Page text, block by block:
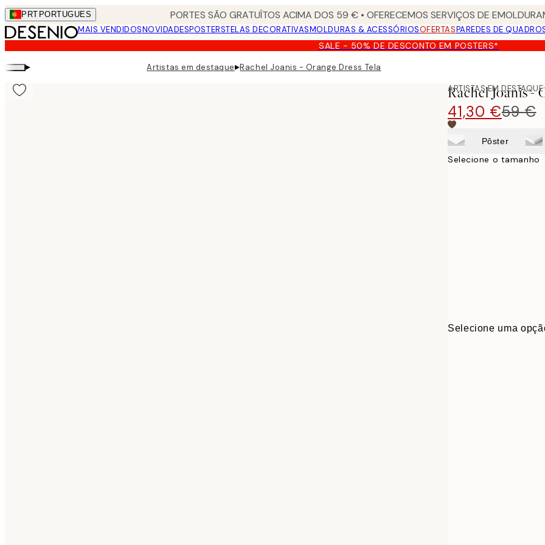
Skip
to
main
content.
PRT PORTUGUES PORTES SÃO GRATUÍTOS ACIMA DOS 59 € • OFERECEMOS SERVIÇOS DE
MAIS VENDIDOSNOVIDADESPOSTERSTELAS DECORATIVASMOLDURAS & ACESSÓRIOSOFERTASPAREDES DE
SALE - 50% DE DESCONTO EM POSTERS*
▸ Artistas em destaque▸Rachel Joanis - Orange Dress Tela
ARTISTAS EM DESTAQUE
Rachel Joanis -
41,30 €59 €
Pôster
Selecione o tamanho
Selecione uma